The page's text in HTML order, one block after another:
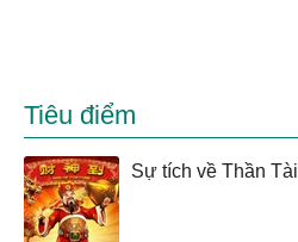
Tiêu điểm
Sự tích về Thần Tài